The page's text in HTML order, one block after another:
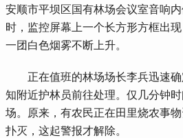
安顺市平坝区国有林场会议室音响
时，监控屏幕上一个长方形方框出
一团白色烟雾不断上升。
正在值班的林场场长李兵迅速确
知附近护林员前往处理。仅几分钟
场。原来，有农民正在田里烧农事
扑灭，这起警报才解除。